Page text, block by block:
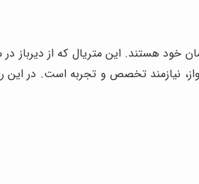
خود هستند. این متریال که از دیرباز
نیازمند تخصص و تجربه است. در این